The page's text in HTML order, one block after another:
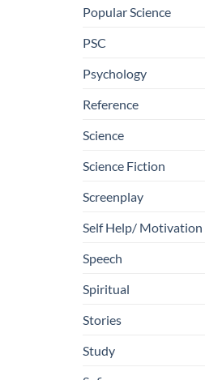
Popular Science
PSC
Psychology
Reference
Science
Science Fiction
Screenplay
Self Help/ Motivation
Speech
Spiritual
Stories
Study